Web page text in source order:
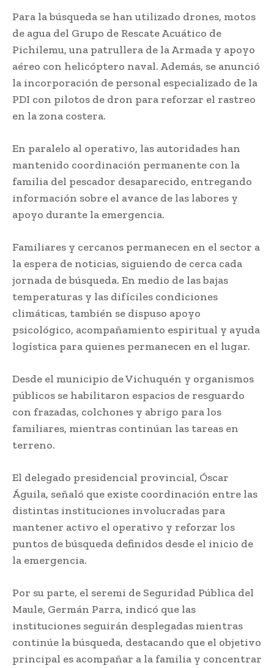
Para la búsqueda se han utilizado drones, motos
de agua del Grupo de Rescate Acuático de
Pichilemu, una patrullera de la Armada y apoyo
aéreo con helicóptero naval. Además, se anunció
la incorporación de personal especializado de la
PDI con pilotos de dron para reforzar el rastreo
en la zona costera.
En paralelo al operativo, las autoridades han
mantenido coordinación permanente con la
familia del pescador desaparecido, entregando
información sobre el avance de las labores y
apoyo durante la emergencia.
Familiares y cercanos permanecen en el sector a
la espera de noticias, siguiendo de cerca cada
jornada de búsqueda. En medio de las bajas
temperaturas y las difíciles condiciones
climáticas, también se dispuso apoyo
psicológico, acompañamiento espiritual y ayuda
logística para quienes permanecen en el lugar.
Desde el municipio de Vichuquén y organismos
públicos se habilitaron espacios de resguardo
con frazadas, colchones y abrigo para los
familiares, mientras continúan las tareas en
terreno.
El delegado presidencial provincial, Óscar
Águila, señaló que existe coordinación entre las
distintas instituciones involucradas para
mantener activo el operativo y reforzar los
puntos de búsqueda definidos desde el inicio de
la emergencia.
Por su parte, el seremi de Seguridad Pública del
Maule, Germán Parra, indicó que las
instituciones seguirán desplegadas mientras
continúe la búsqueda, destacando que el objetivo
principal es acompañar a la familia y concentrar